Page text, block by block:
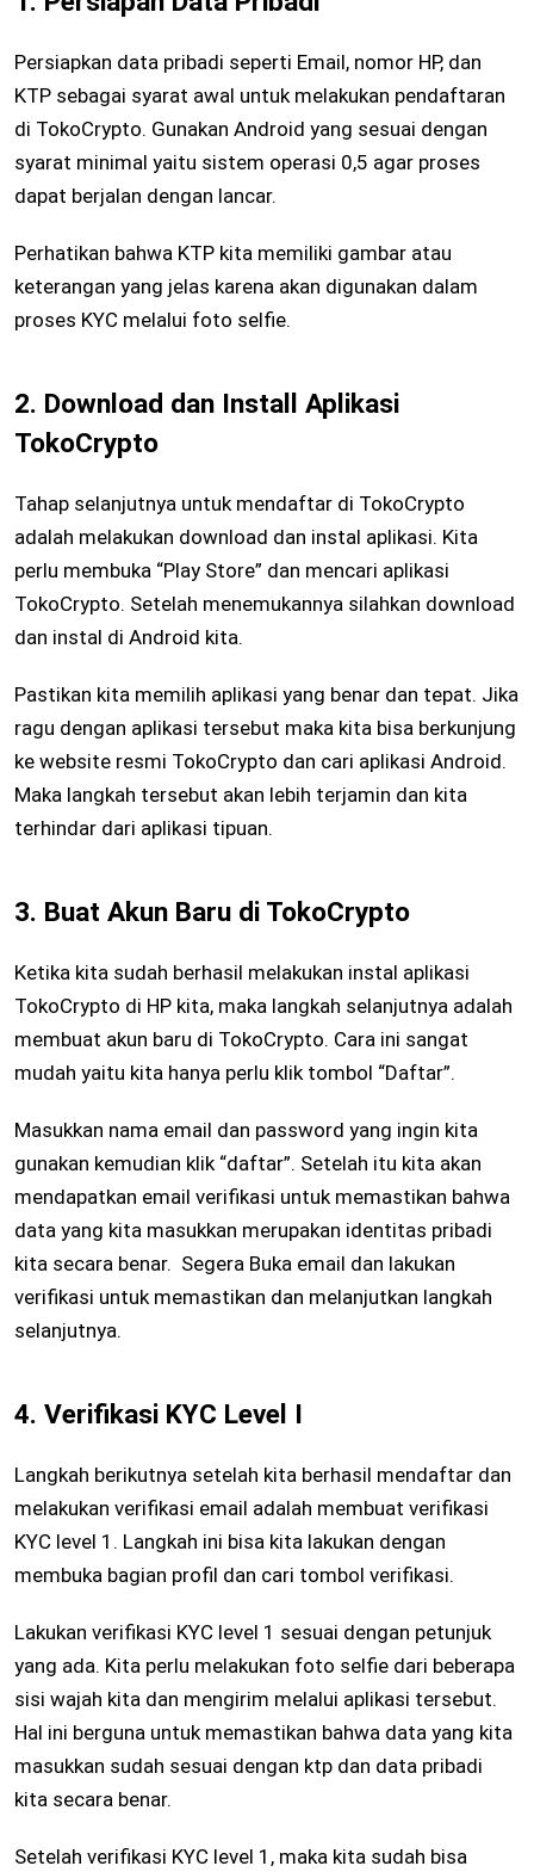
Persiapkan data pribadi seperti Email, nomor HP, dan
KTP sebagai syarat awal untuk melakukan pendaftaran
di TokoCrypto. Gunakan Android yang sesuai dengan
syarat minimal yaitu sistem operasi 0,5 agar proses
dapat berjalan dengan lancar.
Perhatikan bahwa KTP kita memiliki gambar atau
keterangan yang jelas karena akan digunakan dalam
proses KYC melalui foto selfie.
2. Download dan Install Aplikasi
TokoCrypto
Tahap selanjutnya untuk mendaftar di TokoCrypto
adalah melakukan download dan instal aplikasi. Kita
perlu membuka “Play Store” dan mencari aplikasi
TokoCrypto. Setelah menemukannya silahkan download
dan instal di Android kita.
Pastikan kita memilih aplikasi yang benar dan tepat. Jika
ragu dengan aplikasi tersebut maka kita bisa berkunjung
ke website resmi TokoCrypto dan cari aplikasi Android.
Maka langkah tersebut akan lebih terjamin dan kita
terhindar dari aplikasi tipuan.
3. Buat Akun Baru di TokoCrypto
Ketika kita sudah berhasil melakukan instal aplikasi
TokoCrypto di HP kita, maka langkah selanjutnya adalah
membuat akun baru di TokoCrypto. Cara ini sangat
mudah yaitu kita hanya perlu klik tombol “Daftar”.
Masukkan nama email dan password yang ingin kita
gunakan kemudian klik “daftar”. Setelah itu kita akan
mendapatkan email verifikasi untuk memastikan bahwa
data yang kita masukkan merupakan identitas pribadi
kita secara benar. Segera Buka email dan lakukan
verifikasi untuk memastikan dan melanjutkan langkah
selanjutnya.
4. Verifikasi KYC Level I
Langkah berikutnya setelah kita berhasil mendaftar dan
melakukan verifikasi email adalah membuat verifikasi
KYC level 1. Langkah ini bisa kita lakukan dengan
membuka bagian profil dan cari tombol verifikasi.
Lakukan verifikasi KYC level 1 sesuai dengan petunjuk
yang ada. Kita perlu melakukan foto selfie dari beberapa
sisi wajah kita dan mengirim melalui aplikasi tersebut.
Hal ini berguna untuk memastikan bahwa data yang kita
masukkan sudah sesuai dengan ktp dan data pribadi
kita secara benar.
Setelah verifikasi KYC level 1, maka kita sudah bisa